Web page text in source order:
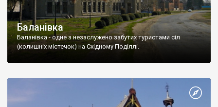
Баланівка
Баланівка - одне з незаслужено забутих туристами сіл
(колишніх містечок) на Східному Поділлі.